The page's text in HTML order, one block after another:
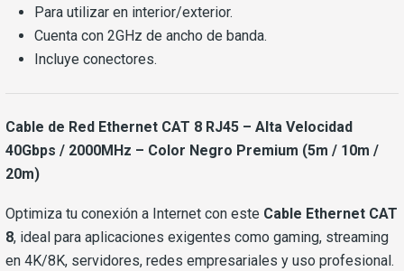
Para utilizar en interior/exterior.
Cuenta con 2GHz de ancho de banda.
Incluye conectores.
Cable de Red Ethernet CAT 8 RJ45 – Alta Velocidad
40Gbps / 2000MHz – Color Negro Premium (5m / 10m /
20m)
Optimiza tu conexión a Internet con este Cable Ethernet CAT
8, ideal para aplicaciones exigentes como gaming, streaming
en 4K/8K, servidores, redes empresariales y uso profesional.